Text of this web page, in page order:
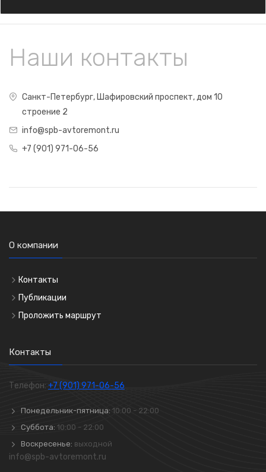
Наши контакты
Санкт-Петербург, Шафировский проспект, дом 10
строение 2
info@spb-avtoremont.ru
+7 (901) 971-06-56
О компании
Контакты
Публикации
Проложить маршрут
Контакты
Телефон: +7 (901) 971-06-56
Понедельник-пятница: 10:00 - 22:00
Суббота: 10:00 - 22:00
Воскресенье: выходной
info@spb-avtoremont.ru